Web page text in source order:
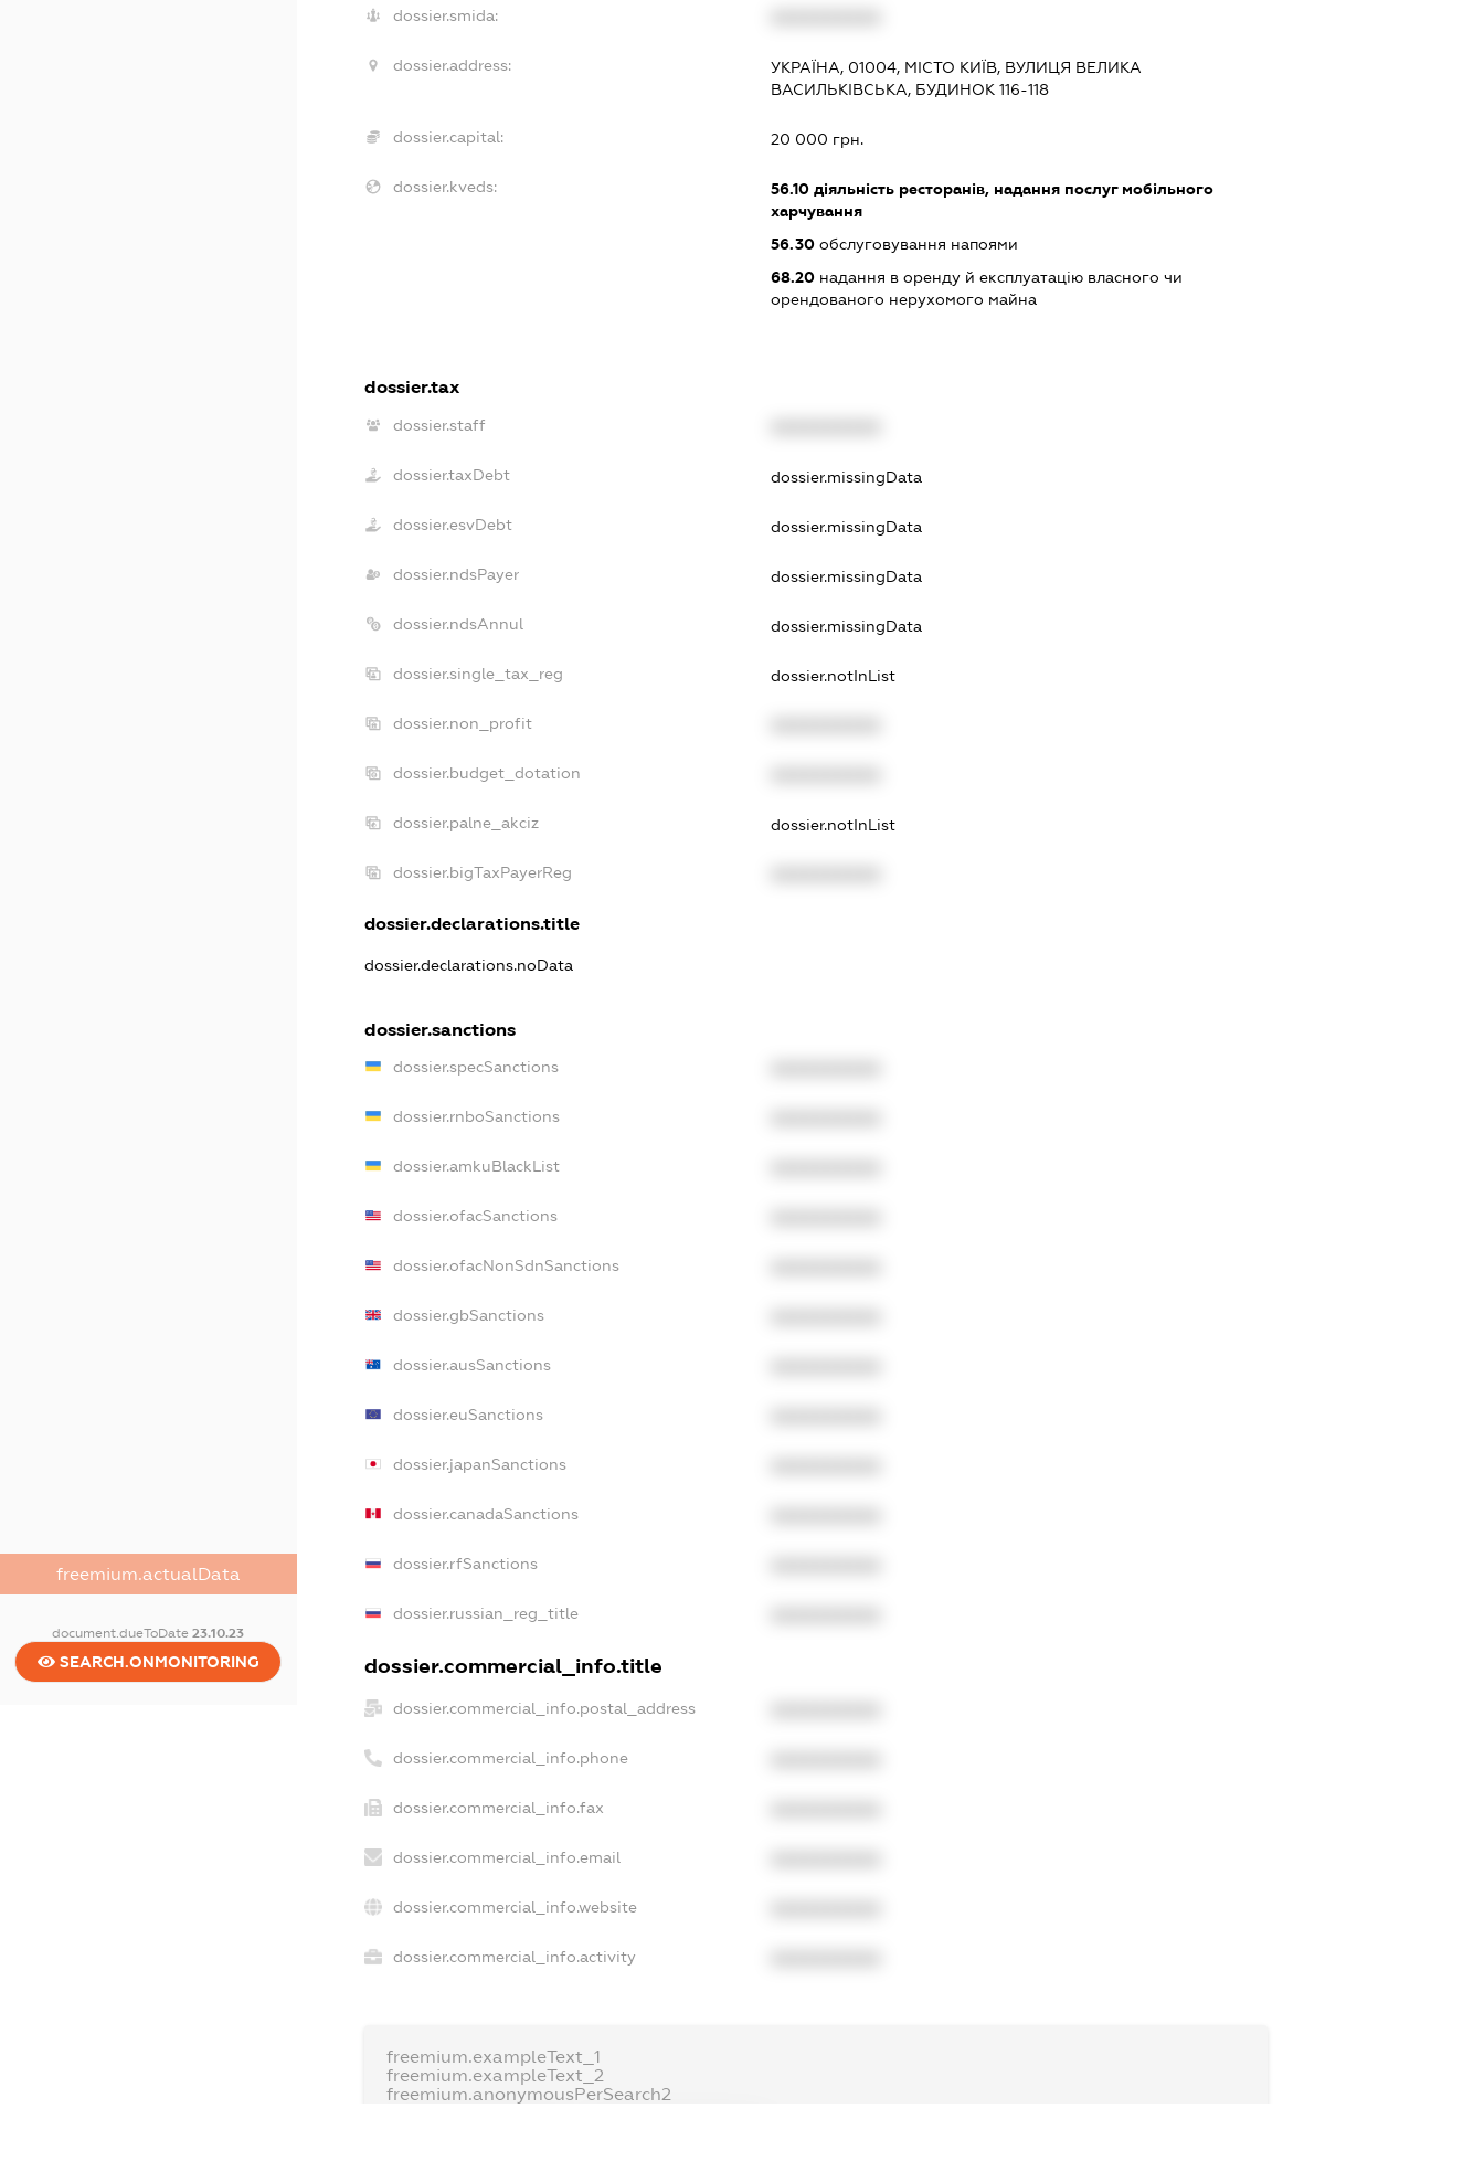
freemium.actualData
document.dueToDate23.10.23
SEARCH.ONMONITORING
dossier.smida:
dossier.address:
УКРАЇНА, 01004, МІСТО КИЇВ, ВУЛИЦЯ ВЕЛИКА
ВАСИЛЬКІВСЬКА, БУДИНОК 116-118
dossier.capital: 20 000 грн.
dossier.kveds: 56.10 діяльність ресторанів, надання послуг мобільного
харчування
56.30 обслуговування напоями
68.20 надання в оренду й експлуатацію власного чи
орендованого нерухомого майна
dossier.tax
dossier.staff
dossier.taxDebt dossier.missingData
dossier.esvDebt dossier.missingData
dossier.ndsPayer dossier.missingData
dossier.ndsAnnul dossier.missingData
dossier.single_tax_reg dossier.notInList
dossier.non_profit
dossier.budget_dotation
dossier.palne_akciz dossier.notInList
dossier.bigTaxPayerReg
dossier.declarations.title
dossier.declarations.noData
dossier.sanctions
dossier.specSanctions
dossier.rnboSanctions
dossier.amkuBlackList
dossier.ofacSanctions
dossier.ofacNonSdnSanctions
dossier.gbSanctions
dossier.ausSanctions
dossier.euSanctions
dossier.japanSanctions
dossier.canadaSanctions
dossier.rfSanctions
dossier.russian_reg_title
dossier.commercial_info.title
dossier.commercial_info.postal_address
dossier.commercial_info.phone
dossier.commercial_info.fax
dossier.commercial_info.email
dossier.commercial_info.website
dossier.commercial_info.activity
freemium.exampleText_1
freemium.exampleText_2
freemium.anonymousPerSearch2